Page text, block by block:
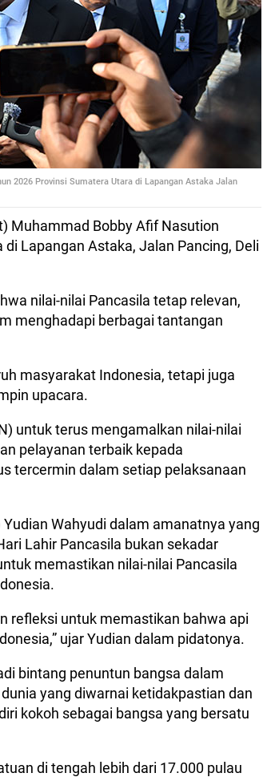
2026 Provinsi Sumatera Utara di Lapangan Astaka Jalan
Muhammad Bobby Afif Nasution
Lapangan Astaka, Jalan Pancing, Deli
nilai-nilai Pancasila tetap relevan,
menghadapi berbagai tantangan
masyarakat Indonesia, tetapi juga
upacara.
untuk terus mengamalkan nilai-nilai
pelayanan terbaik kepada
tercermin dalam setiap pelaksanaan
Wahyudi dalam amanatnya yang
Lahir Pancasila bukan sekadar
memastikan nilai-nilai Pancasila
refleksi untuk memastikan bahwa api
ujar Yudian dalam pidatonya.
bintang penuntun bangsa dalam
yang diwarnai ketidakpastian dan
kokoh sebagai bangsa yang bersatu
di tengah lebih dari 17.000 pulau